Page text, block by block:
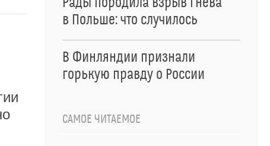
в Польше: что случилось
В Финляндии признали
горькую правду о России
САМОЕ ЧИТАЕМОЕ